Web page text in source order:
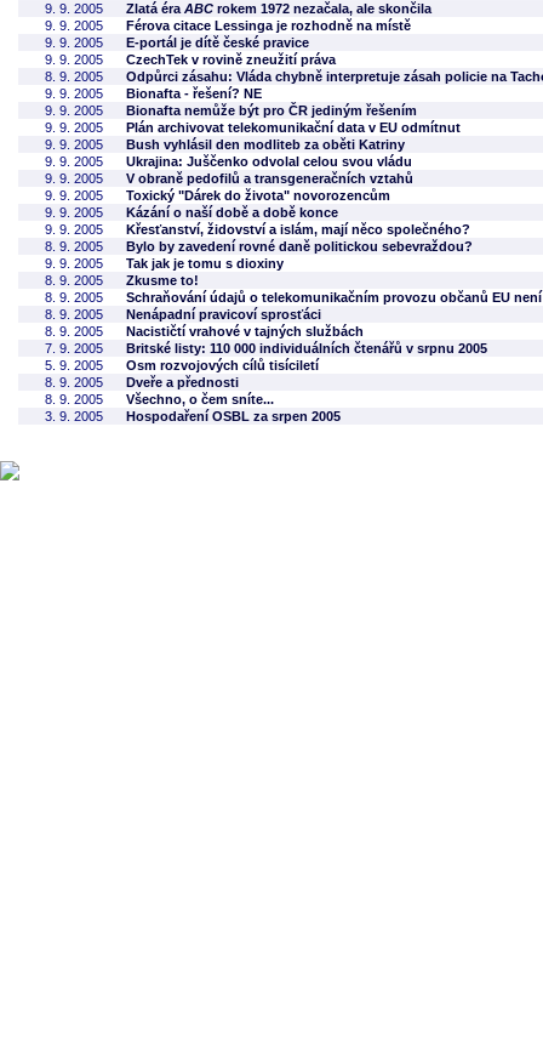
9. 9. 2005
Zlatá éra ABC rokem 1972 nezačala, ale skončila
9. 9. 2005
Férova citace Lessinga je rozhodně na místě
9. 9. 2005
E-portál je dítě české pravice
9. 9. 2005
CzechTek v rovině zneužití práva
8. 9. 2005
Odpůrci zásahu: Vláda chybně interpretuje zásah policie na
9. 9. 2005
Bionafta - řešení? NE
9. 9. 2005
Bionafta nemůže být pro ČR jediným řešením
9. 9. 2005
Plán archivovat telekomunikační data v EU odmítnut
9. 9. 2005
Bush vyhlásil den modliteb za oběti Katriny
9. 9. 2005
Ukrajina: Juščenko odvolal celou svou vládu
9. 9. 2005
V obraně pedofilů a transgeneračních vztahů
9. 9. 2005
Toxický "Dárek do života" novorozencům
9. 9. 2005
Kázání o naší době a době konce
9. 9. 2005
Křesťanství, židovství a islám, mají něco společného?
8. 9. 2005
Bylo by zavedení rovné daně politickou sebevraždou?
9. 9. 2005
Tak jak je tomu s dioxiny
8. 9. 2005
Zkusme to!
8. 9. 2005
Schraňování údajů o telekomunikačním provozu občanů EU
8. 9. 2005
Nenápadní pravicoví sprosťáci
8. 9. 2005
Nacističtí vrahové v tajných službách
7. 9. 2005
Britské listy: 110 000 individuálních čtenářů v srpnu 2005
5. 9. 2005
Osm rozvojových cílů tisíciletí
8. 9. 2005
Dveře a přednosti
8. 9. 2005
Všechno, o čem sníte...
3. 9. 2005
Hospodaření OSBL za srpen 2005